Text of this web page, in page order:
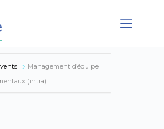
Management d’équipe
(intra)